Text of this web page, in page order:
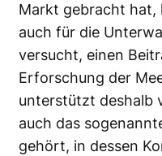
Markt gebracht hat,
auch für die
versucht, einen
Erforschung der
unterstützt deshalb
auch das
gehört, in dessen